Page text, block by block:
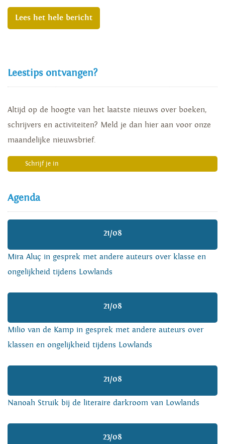
Lees het hele bericht
Leestips ontvangen?
Altijd op de hoogte van het laatste nieuws over boeken,
schrijvers en activiteiten? Meld je dan hier aan voor onze
maandelijke nieuwsbrief.
Schrijf je in
Agenda
21/08
Mira Aluç in gesprek met andere auteurs over klasse en
ongelijkheid tijdens Lowlands
21/08
Milio van de Kamp in gesprek met andere auteurs over
klassen en ongelijkheid tijdens Lowlands
21/08
Nanoah Struik bij de literaire darkroom van Lowlands
23/08